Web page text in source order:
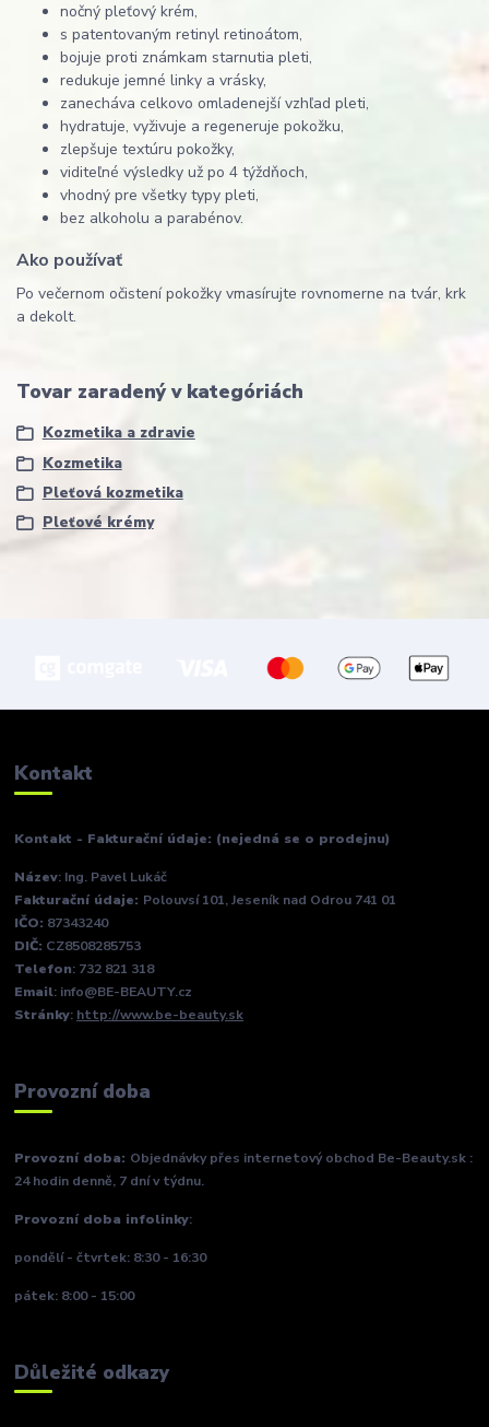
nočný pleťový krém,
s patentovaným retinyl retinoátom,
bojuje proti známkam starnutia pleti,
redukuje jemné linky a vrásky,
zanecháva celkovo omladenejší vzhľad pleti,
hydratuje, vyživuje a regeneruje pokožku,
zlepšuje textúru pokožky,
viditeľné výsledky už po 4 týždňoch,
vhodný pre všetky typy pleti,
bez alkoholu a parabénov.
Ako používať
Po večernom očistení pokožky vmasírujte rovnomerne na tvár, krk
a dekolt.
Tovar zaradený v kategóriách
Kozmetika a zdravie
Kozmetika
Pleťová kozmetika
Pleťové krémy
Kontakt
Kontakt - Fakturační údaje: (nejedná se o prodejnu)
Název: Ing. Pavel Lukáč
Fakturační údaje: Polouvsí 101, Jeseník nad Odrou 741 01
IČO: 87343240
DIČ: CZ8508285753
Telefon: 732 821 318
Email: info@BE-BEAUTY.cz
Stránky: http://www.be-beauty.sk
Provozní doba
Provozní doba: Objednávky přes internetový obchod Be-Beauty.sk :
24 hodin denně, 7 dní v týdnu.
Provozní doba infolinky:
pondělí - čtvrtek: 8:30 - 16:30
pátek: 8:00 - 15:00
Důležité odkazy